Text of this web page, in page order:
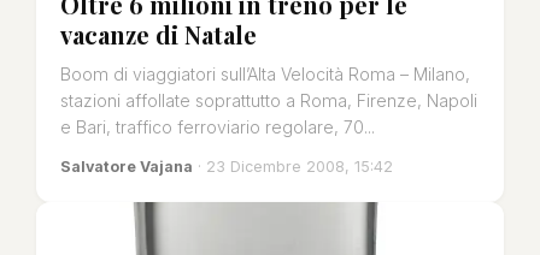
vacanze di Natale
Boom di viaggiatori sull’Alta Velocità Roma – Milano,
stazioni affollate soprattutto a Roma, Firenze, Napoli
e Bari, traffico ferroviario regolare, 70...
Salvatore Vajana · 23 Dicembre 2008, 15:42